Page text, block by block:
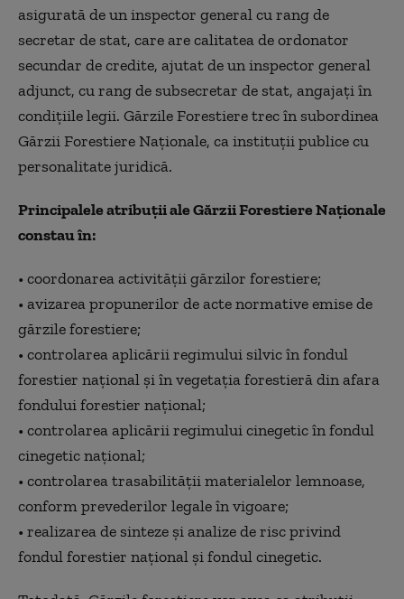
asigurată de un inspector general cu rang de
secretar de stat, care are calitatea de ordonator
secundar de credite, ajutat de un inspector general
adjunct, cu rang de subsecretar de stat, angajați în
condițiile legii. Gărzile Forestiere trec în subordinea
Gărzii Forestiere Naționale, ca instituții publice cu
personalitate juridică.
Principalele atribuții ale Gărzii Forestiere Naționale
constau în:
• coordonarea activității gărzilor forestiere;
• avizarea propunerilor de acte normative emise de
gărzile forestiere;
• controlarea aplicării regimului silvic în fondul
forestier național și în vegetația forestieră din afara
fondului forestier național;
• controlarea aplicării regimului cinegetic în fondul
cinegetic național;
• controlarea trasabilității materialelor lemnoase,
conform prevederilor legale în vigoare;
• realizarea de sinteze și analize de risc privind
fondul forestier național și fondul cinegetic.